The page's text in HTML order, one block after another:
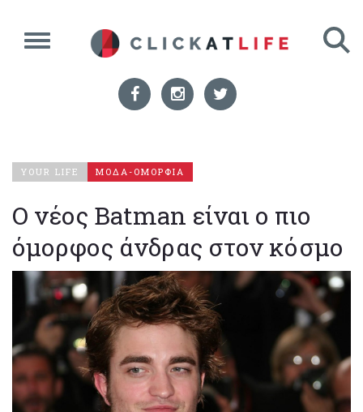
YOUR LIFE ΜΟΔΑ-ΟΜΟΡΦΙΑ
Ο νέος Batman είναι ο πιο
όμορφος άνδρας στον κόσμο